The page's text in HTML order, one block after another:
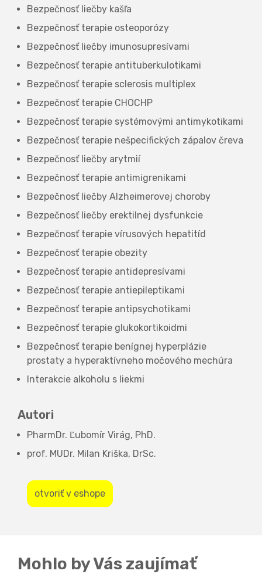
Bezpečnosť liečby kašľa
Bezpečnosť terapie osteoporózy
Bezpečnosť liečby imunosupresívami
Bezpečnosť terapie antituberkulotikami
Bezpečnosť terapie sclerosis multiplex
Bezpečnosť terapie CHOCHP
Bezpečnosť terapie systémovými antimykotikami
Bezpečnosť terapie nešpecifických zápalov čreva
Bezpečnosť liečby arytmií
Bezpečnosť terapie antimigrenikami
Bezpečnosť liečby Alzheimerovej choroby
Bezpečnosť liečby erektilnej dysfunkcie
Bezpečnosť terapie vírusových hepatitíd
Bezpečnosť terapie obezity
Bezpečnosť terapie antidepresívami
Bezpečnosť terapie antiepileptikami
Bezpečnosť terapie antipsychotikami
Bezpečnosť terapie glukokortikoidmi
Bezpečnosť terapie benígnej hyperplázie
prostaty a hyperaktívneho močového mechúra
Interakcie alkoholu s liekmi
Autori
PharmDr. Ľubomír Virág, PhD.
prof. MUDr. Milan Kriška, DrSc.
otvoriť v eshope
Mohlo by Vás zaujímať